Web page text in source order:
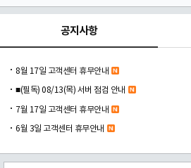
공지사항
8월 17일 고객센터 휴무안내
■(필독) 08/13(목) 서버 점검 안내
7월 17일 고객센터 휴무안내
6월 3일 고객센터 휴무안내